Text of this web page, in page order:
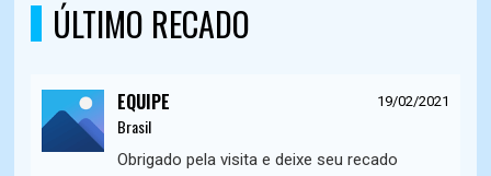
ÚLTIMO RECADO
EQUIPE 19/02/2021
Brasil
Obrigado pela visita e deixe seu recado